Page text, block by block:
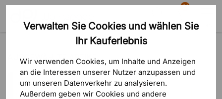
Verwalten Sie Cookies und wählen Sie
Ihr Kauferlebnis
Wir verwenden Cookies, um Inhalte und Anzeigen
an die Interessen unserer Nutzer anzupassen und
um unseren Datenverkehr zu analysieren.
Außerdem geben wir Cookies und andere
Suche
81
Warenkorb
Ausgewählte Artikel
AUSGEWÄHLTE ARTIKEL